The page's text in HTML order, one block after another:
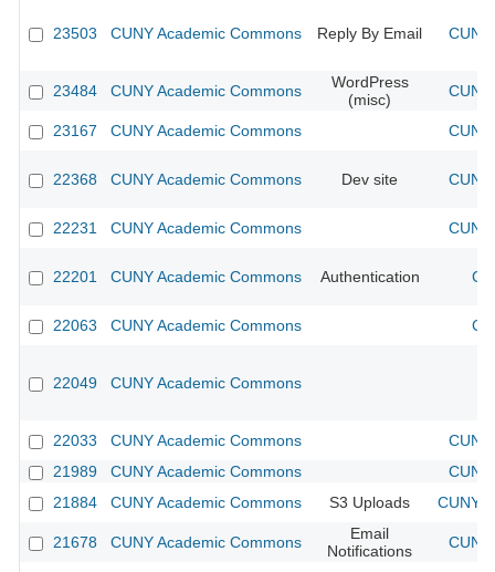
23503 CUNY Academic Commons Reply By Email
23484 CUNY Academic Commons
WordPress
(misc)
23167 CUNY Academic Commons
22368 CUNY Academic Commons Dev site
22231 CUNY Academic Commons
22201 CUNY Academic Commons Authentication
22063 CUNY Academic Commons
22049 CUNY Academic Commons
22033 CUNY Academic Commons
21989
CUNY Academic Commons
21884
CUNY Academic Commons S3 Uploads CUNY
21678 CUNY Academic Commons
Email
Notifications